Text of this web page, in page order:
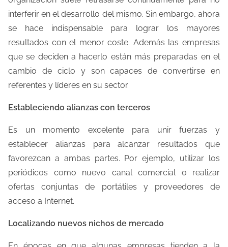
interferir en el desarrollo del mismo. Sin embargo, ahora
se hace indispensable para lograr los mayores
resultados con el menor coste. Además las empresas
que se deciden a hacerlo están más preparadas en el
cambio de ciclo y son capaces de convertirse en
referentes y líderes en su sector.
Estableciendo alianzas con terceros
Es un momento excelente para unir fuerzas y
establecer alianzas para alcanzar resultados que
favorezcan a ambas partes. Por ejemplo, utilizar los
periódicos como nuevo canal comercial o realizar
ofertas conjuntas de portátiles y proveedores de
acceso a Internet.
Localizando nuevos nichos de mercado